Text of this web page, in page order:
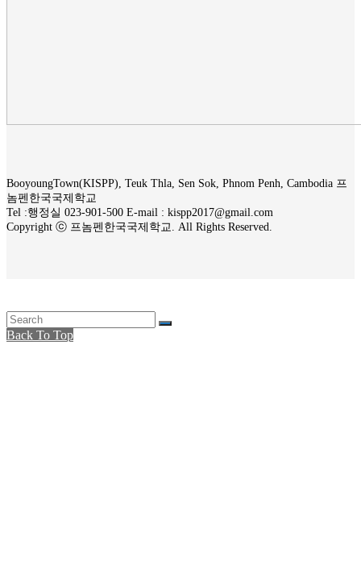
BooyoungTown(KISPP), Teuk Thla, Sen Sok, Phnom Penh, Cambodia 프
놈펜한국국제학교
Tel :행정실 023-901-500 E-mail : kispp2017@gmail.com
Copyright ⓒ 프놈펜한국국제학교. All Rights Reserved.
Back To Top